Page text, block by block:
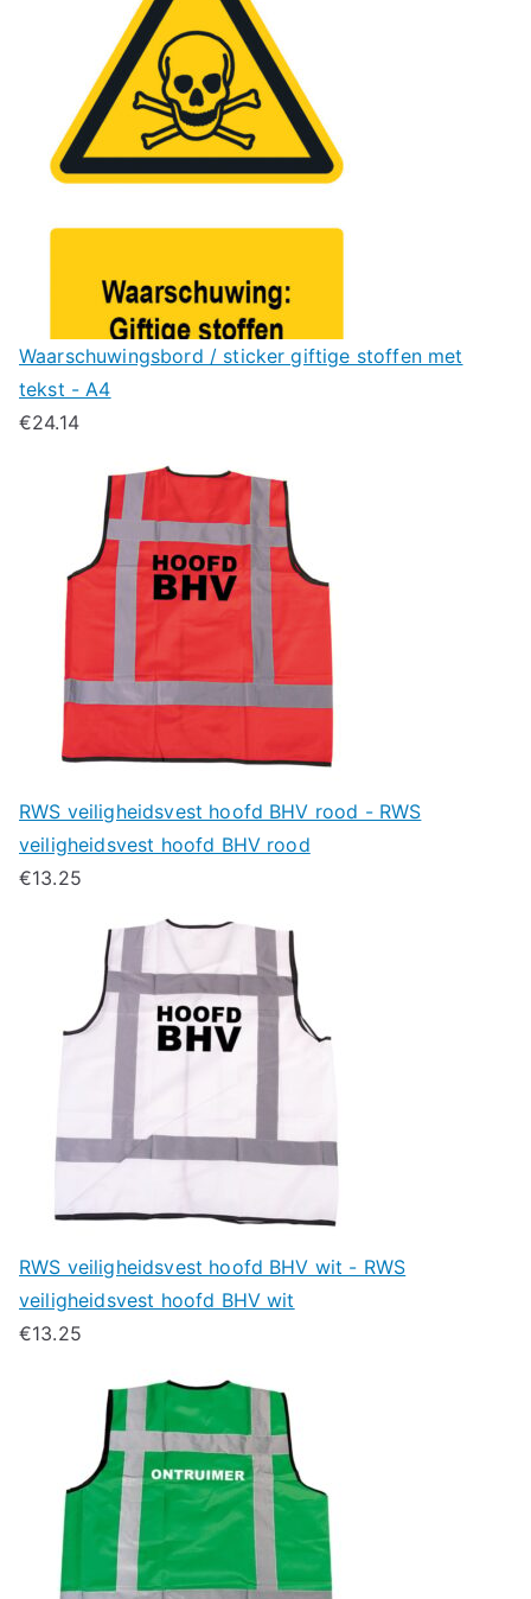
Waarschuwingsbord / sticker giftige stoffen met
tekst - A4
€24.14
RWS veiligheidsvest hoofd BHV rood - RWS
veiligheidsvest hoofd BHV rood
€13.25
RWS veiligheidsvest hoofd BHV wit - RWS
veiligheidsvest hoofd BHV wit
€13.25